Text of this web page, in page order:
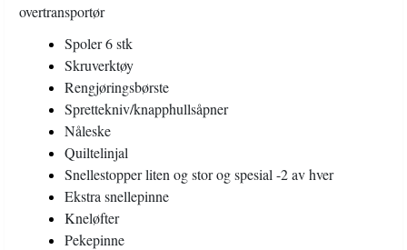
overtransportør
Spoler 6 stk
Skruverktøy
Rengjøringsbørste
Sprettekniv/knapphullsåpner
Nåleske
Quiltelinjal
Snellestopper liten og stor og spesial -2 av hver
Ekstra snellepinne
Kneløfter
Pekepinne